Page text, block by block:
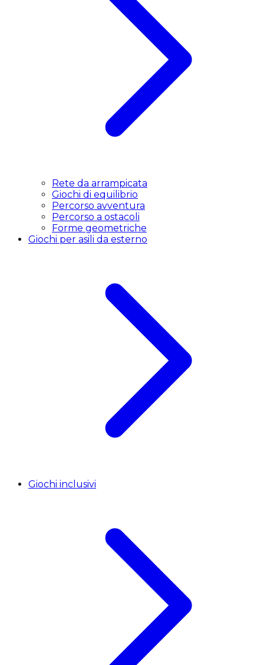
Rete da arrampicata
Giochi di equilibrio
Percorso avventura
Percorso a ostacoli
Forme geometriche
Giochi per asili da esterno
Giochi inclusivi